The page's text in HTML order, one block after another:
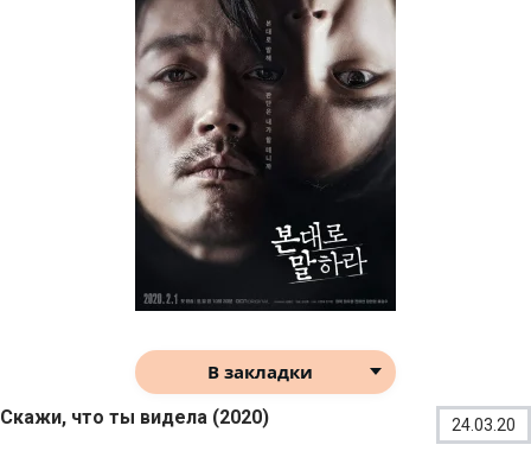
В закладки
Скажи, что ты видела (2020) 24.03.20